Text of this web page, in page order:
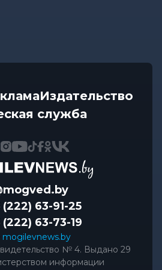
сны через минуту после
в...
минимизация
для...
Издательство
служба
(222) 63-91-25
(222) 63-73-19
№ 4. Выдано 29
информации